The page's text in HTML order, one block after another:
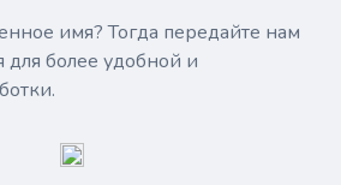
имя? Тогда передайте нам
более удобной и